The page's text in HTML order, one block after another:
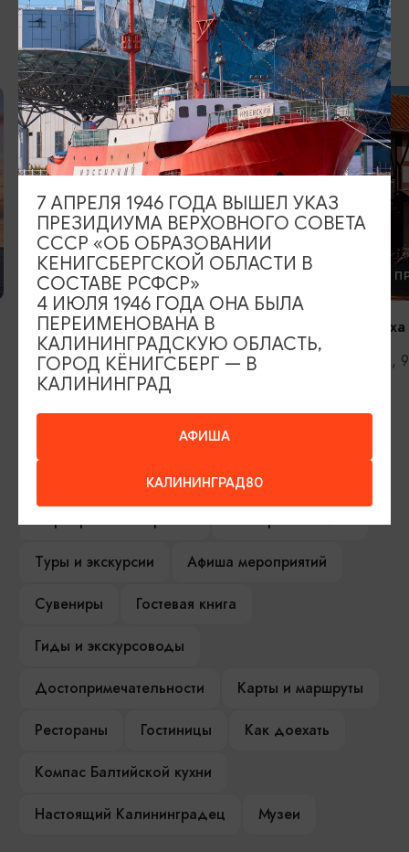
ДРУГИЕ МЕСТА
ФЕРМЕРСКАЯ ПРОДУКЦИЯ
Загородный клуб «Зеленополье»
Гурьевск, Гурьевский р-он, пос.
Зеленополье, ул. Пасечная, 5
ОТДЫХ НА
Центр
ИЩИТЕ ТАКЖЕ НА НАШЕМ САЙТЕ
Серебряное ожерелье
Электронная виза
Туры и экскурсии
Афиша мероприятий
Сувениры
Гостевая книга
Гиды и экскурсоводы
Достопримечательности
Карты и маршруты
Рестораны
Гостиницы
Как доехать
Компас Балтийской кухни
Настоящий Калининградец
Музеи
АФИША
КАЛИНИНГРАД80
7 АПРЕЛЯ 1946 ГОДА ВЫШЕЛ УКАЗ
ПРЕЗИДИУМА ВЕРХОВНОГО СОВЕТА
СССР «ОБ ОБРАЗОВАНИИ
КЕНИГСБЕРГСКОЙ ОБЛАСТИ В
СОСТАВЕ РСФСР»
4 ИЮЛЯ 1946 ГОДА ОНА БЫЛА
ПЕРЕИМЕНОВАНА В
КАЛИНИНГРАДСКУЮ ОБЛАСТЬ,
ГОРОД КЁНИГСБЕРГ — В
КАЛИНИНГРАД